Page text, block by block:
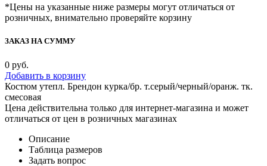
*Цены на указанные ниже размеры могут отличаться от
розничных, внимательно проверяйте корзину
ЗАКАЗ НА СУММУ
0 руб.
Добавить в корзину
Костюм утепл. Брендон курка/бр. т.серый/черный/оранж. тк.
смесовая
Цена действительна только для интернет-магазина и может
отличаться от цен в розничных магазинах
Описание
Таблица размеров
Задать вопрос